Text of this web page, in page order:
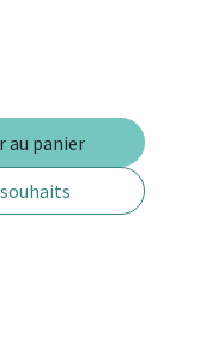
au panier